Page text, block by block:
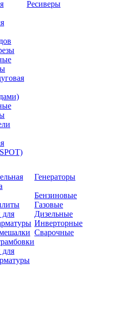
Ресиверы
для
для
Генераторы
Бензиновые
Газовые
Дизельные
Инверторные
Сварочные